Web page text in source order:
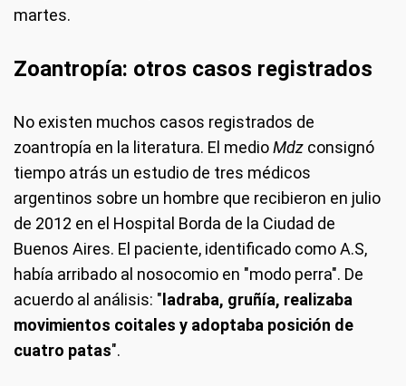
martes.
Zoantropía: otros casos registrados
No existen muchos casos registrados de
zoantropía en la literatura. El medioMdz consignó
tiempo atrás un estudio de tres médicos
argentinos sobre un hombre que recibieron en julio
de 2012 en el Hospital Borda de la Ciudad de
Buenos Aires. El paciente, identificado como A.S,
había arribado al nosocomio en "modo perra". De
acuerdo al análisis: " ladraba, gruñía, realizaba
movimientos coitales y adoptaba posición de
cuatro patas".